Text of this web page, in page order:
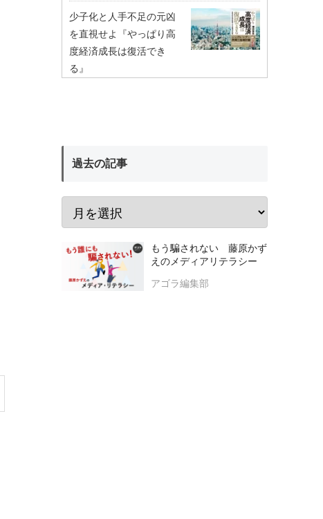
少子化と人手不足の元凶
を直視せよ『やっぱり高
度経済成長は復活でき
る』
過去の記事
もう騙されない 藤原かず
えのメディアリテラシー
アゴラ編集部